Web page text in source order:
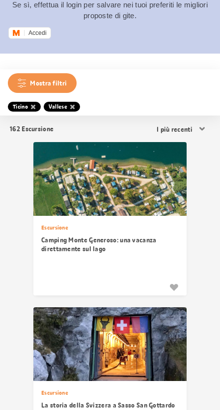
Se sì, effettua il login per salvare nei tuoi preferiti le migliori
proposte di gite.
Accedi
Mostra filtri
Ticino Vallese
162 Escursione
i
risultati
Escursione
Camping Monte Generoso: una vacanza
direttamente sul lago
Escursione
La storia della Svizzera a Sasso San Gottardo